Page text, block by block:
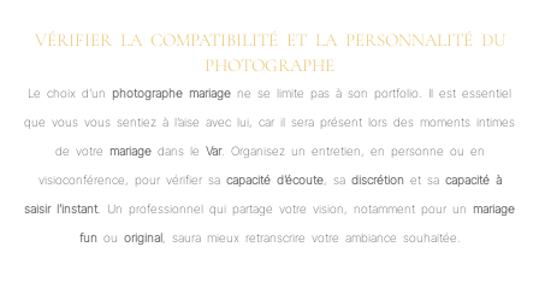
VÉRIFIER LA COMPATIBILITÉ ET LA PERSONNALITÉ DU
PHOTOGRAPHE
Le choix d’un photographe mariage ne se limite pas à son portfolio. Il est essentiel
que vous vous sentiez à l’aise avec lui, car il sera présent lors des moments intimes
de votre mariagedans le Var. Organisez un entretien, en personne ou en
visioconférence, pour vérifier sa capacité d’écoute, sa discrétionet sa capacité à
saisir l’instant . Un professionnel qui partage votre vision, notamment pour un mariage
funou original, saura mieux retranscrire votre ambiance souhaitée.